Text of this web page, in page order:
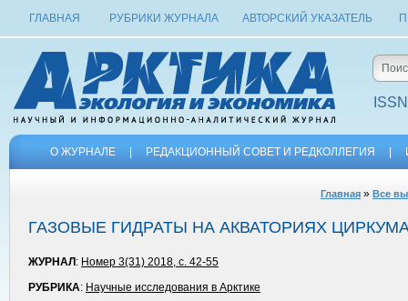
ГЛАВНАЯ РУБРИКИ ЖУРНАЛА АВТОРСКИЙ УКАЗАТЕЛЬ
О ЖУРНАЛЕ РЕДАКЦИОННЫЙ СОВЕТ И РЕДКОЛЛЕГИЯ
Главная » Все
ГАЗОВЫЕ ГИДРАТЫ НА АКВАТОРИЯХ
ЖУРНАЛ : Номер 3(31) 2018, с. 42-55
РУБРИКА: Научные исследования в Арктике